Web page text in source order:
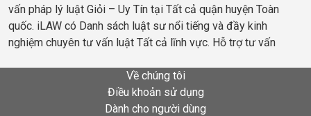
vấn pháp lý luật Giỏi – Uy Tín tại Tất cả quận huyện Toàn
quốc. iLAW có Danh sách luật sư nổi tiếng và đầy kinh
nghiệm chuyên tư vấn luật Tất cả lĩnh vực. Hỗ trợ tư vấn
Về chúng tôi
Điều khoản sử dụng
Dành cho người dùng